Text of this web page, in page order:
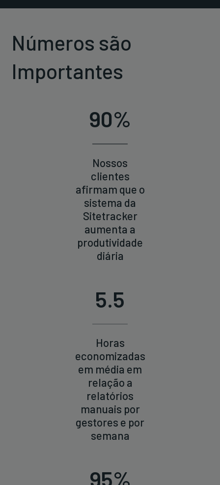
Números são
Importantes
90%
Nossos
clientes
afirmam que o
sistema da
Sitetracker
aumenta a
produtividade
diária
5.5
Horas
economizadas
em média em
relação a
relatórios
manuais por
gestores e por
semana
95%